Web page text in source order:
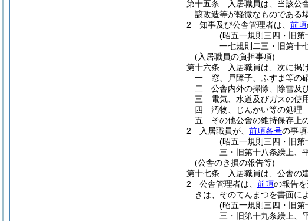
第十五条
入居職員は、当該公
該改造等が軽微なものである
2
知事及び公舎管理者は、 前項
(昭五一規則三四・旧
一七規則二三・旧第十
(入居職員の負担事項)
第十六条
入居職員は、次に掲
一
窓、戸障子、ふすま等の
二
公舎内外の掃除、除雪及
三
電気、水道及びガスの使
四
汚物、じんかい等の処理
五
その他公舎の維持保存上
2
入居職員が、 前項各号の事
(昭五一規則三四・旧
三・旧第十八条繰上、
(公舎のき損の報告等)
第十七条
入居職員は、公舎の
2
公舎管理者は、 前項の報告
きは、そのてんまつを書面に
(昭五一規則三四・旧
三・旧第十九条繰上、